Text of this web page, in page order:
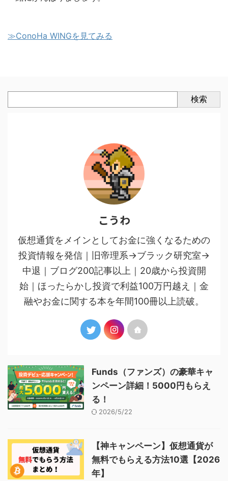
≫ConoHa WINGを見てみる
検索
こうわ
仮想通貨をメインとしてお金に強くなるための
投資情報を発信｜旧帝理系→ブラック研究室→
中退｜ブログ200記事以上｜20歳から投資開
始｜ほったらかし投資で利益100万円越え｜金
融やお金に関する本を年間100冊以上読破。
Funds（ファンズ）の豪華キャ
ンペーン詳細！5000円もらえ
る！
2026/5/22
【神キャンペーン】仮想通貨が
無料でもらえる方法10選【2026
年】